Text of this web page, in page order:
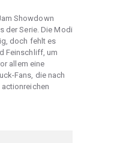
Showdown
der Serie. Die Modi
doch fehlt es
Feinschliff, um
allem eine
Fans, die nach